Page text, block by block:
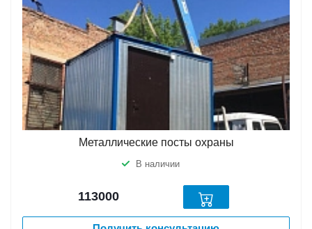
Металлические посты охраны
В наличии
113000